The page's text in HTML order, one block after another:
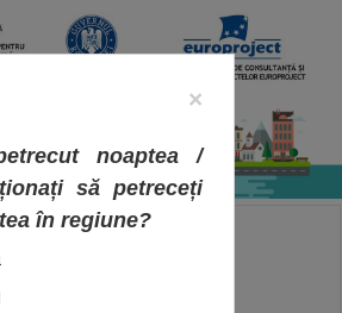
×
noaptea /
să petreceți
în regiune?